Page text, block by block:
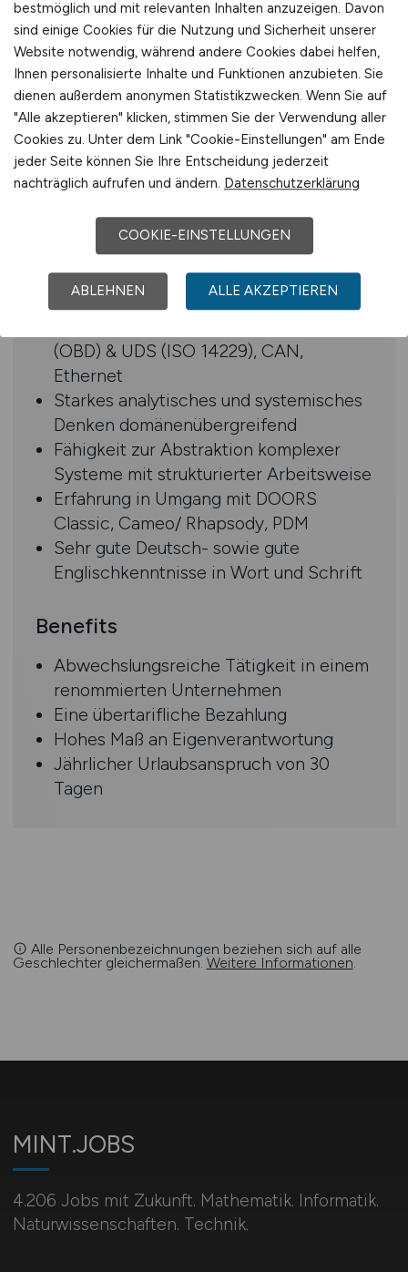
Studiumabschluss im Systems
Engineering, E-Technik,
Fahrzeugtechnik, Mechatronik oder
Informatik
Erfahrung in Systems Engineering,
System Requirements & MBSE für
mechatronische Produkte
Fahrzeugentwicklung nach dem V-
Modell, Steuergeräte-Topologie und
Vernetzung im Gesamtfahrzeug, E/E-
Architektur von Vorteil
(OBD) & UDS (ISO 14229), CAN,
Ethernet
Starkes analytisches und systemisches
Denken domänenübergreifend
Fähigkeit zur Abstraktion komplexer
Systeme mit strukturierter Arbeitsweise
Erfahrung in Umgang mit DOORS
Classic, Cameo/ Rhapsody, PDM
Sehr gute Deutsch- sowie gute
Englischkenntnisse in Wort und Schrift
Benefits
Abwechslungsreiche Tätigkeit in einem
renommierten Unternehmen
Eine übertarifliche Bezahlung
Hohes Maß an Eigenverantwortung
Jährlicher Urlaubsanspruch von 30
Tagen
Alle Personenbezeichnungen beziehen sich auf alle
Geschlechter gleichermaßen. Weitere Informationen
MINT.JOBS
4.206 Jobs mit Zukunft. Mathematik. Informatik.
Naturwissenschaften. Technik.
bestmöglich und mit relevanten Inhalten anzuzeigen. Davon
sind einige Cookies für die Nutzung und Sicherheit unserer
Website notwendig, während andere Cookies dabei helfen,
Ihnen personalisierte Inhalte und Funktionen anzubieten. Sie
dienen außerdem anonymen Statistikzwecken. Wenn Sie auf
"Alle akzeptieren" klicken, stimmen Sie der Verwendung aller
Cookies zu. Unter dem Link "Cookie-Einstellungen" am Ende
jeder Seite können Sie Ihre Entscheidung jederzeit
nachträglich aufrufen und ändern. Datenschutzerklärung
COOKIE-EINSTELLUNGEN
ABLEHNEN ALLE AKZEPTIEREN